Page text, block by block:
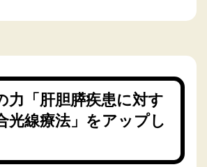
力「肝胆膵疾患に対す
光線療法」をアップし